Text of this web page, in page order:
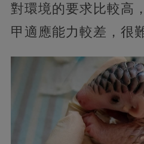
對環境的要求比較高
甲適應能力較差，很